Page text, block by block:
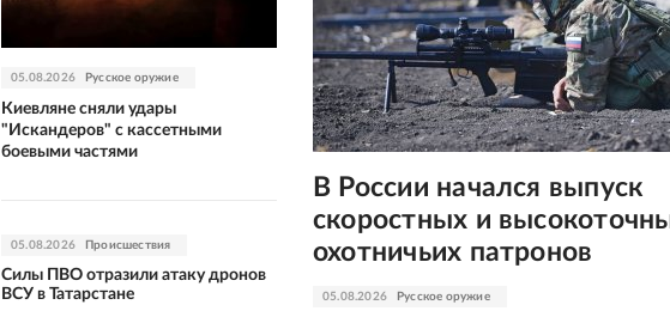
05.08.2026 Русское оружие
В России начался выпуск
скоростных и
охотничьих патронов
05.08.2026 Русское оружие
Киевляне сняли удары
"Искандеров" с кассетными
боевыми частями
05.08.2026 Происшествия
Силы ПВО отразили атаку дронов
ВСУ в Татарстане